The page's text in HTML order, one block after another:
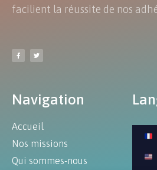
facilient la réussite de nos
Navigation
Accueil
Nos missions
Qui sommes-nous